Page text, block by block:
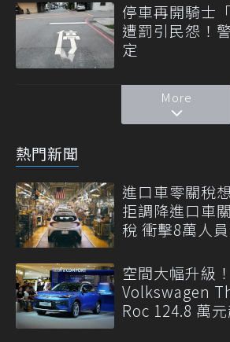
停車再開騎士
遭罰引民怨！
定
More
熱門新聞
進口車零關稅
拒調降進口車
稅 衝擊8萬人
空間大幅升級
Volkswagen
Roc 124.8 萬